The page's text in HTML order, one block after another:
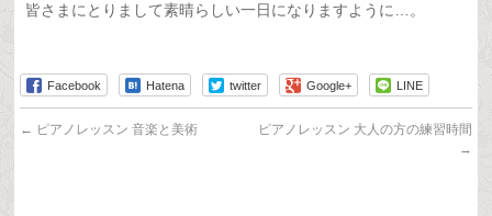
皆さまにとりまして素晴らしい一日になりますように…。
Facebook Hatena twitter Google+ LINE
← ピアノレッスン 音楽と美術
ピアノレッスン 大人の方の練習時間
→